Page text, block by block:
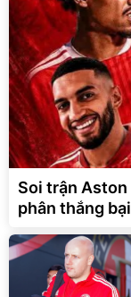
Soi trận
phân thắng bại